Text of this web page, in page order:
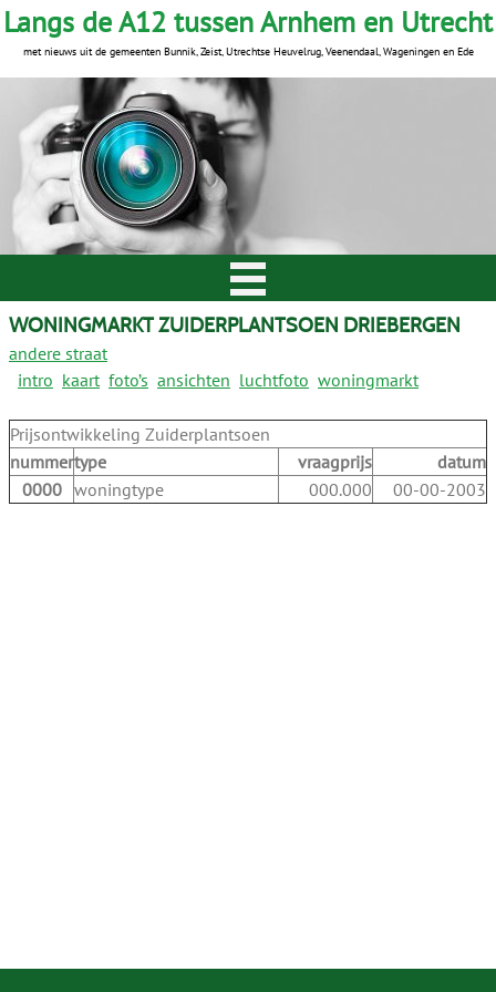
WONINGMARKT ZUIDERPLANTSOEN DRIEBERGEN
andere straat
intro kaart foto’s ansichten luchtfoto woningmarkt
Prijsontwikkeling Zuiderplantsoen
nummertype vraagprijs
datum
0000 woningtype 000.000 00-00-2003
Langs de A12 tussen Arnhem en Utrecht
met nieuws uit de gemeenten Bunnik, Zeist, Utrechtse Heuvelrug, Veenendaal, Wageningen en Ede